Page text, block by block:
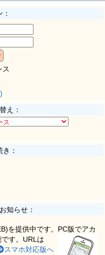
ス
え：
：
知らせ：
を提供中です。PC版でアカ
す。 URLは
スマホ対応版へ